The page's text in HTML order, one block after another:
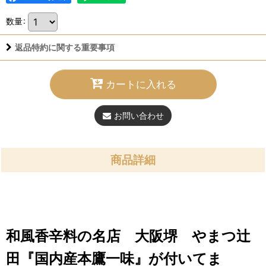
数量:
返品特約に関する重要事項
カートに入れる
お問い合わせ
商品詳細
和風香辛料の名店 大阪堺 やまつ辻
田『国内産本鷹一味』が付いてま